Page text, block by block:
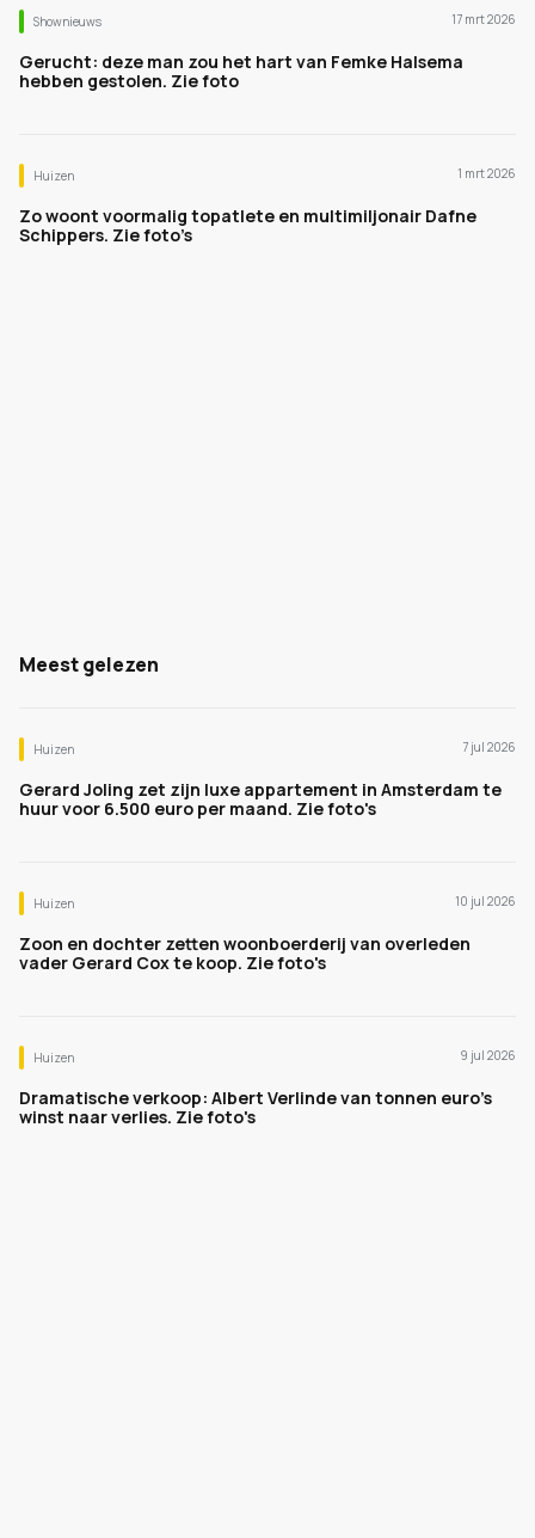
Shownieuws 17 mrt 2026
Gerucht: deze man zou het hart van Femke Halsema
hebben gestolen. Zie foto
Huizen 1 mrt 2026
Zo woont voormalig topatlete en multimiljonair Dafne
Schippers. Zie foto’s
Meest gelezen
Huizen 7 jul 2026
Gerard Joling zet zijn luxe appartement in Amsterdam te
huur voor 6.500 euro per maand. Zie foto's
Huizen 10 jul 2026
Zoon en dochter zetten woonboerderij van overleden
vader Gerard Cox te koop. Zie foto's
Huizen 9 jul 2026
Dramatische verkoop: Albert Verlinde van tonnen euro's
winst naar verlies. Zie foto's